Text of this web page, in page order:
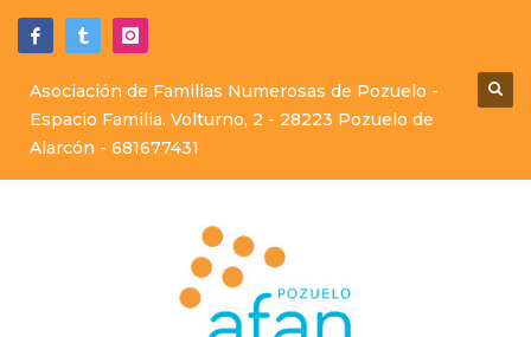
Asociación de Familias Numerosas de Pozuelo -
Espacio Familia. Volturno, 2 - 28223 Pozuelo de
Alarcón - 681677431